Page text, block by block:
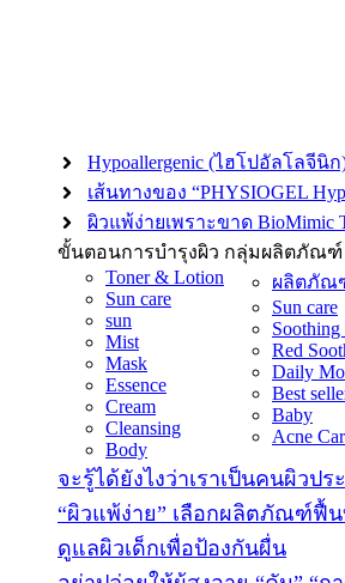
Hypoallergenic (ไฮโปอัลโลจี
เส้นทางของ “PHYSIOGEL
ผิวแพ้ง่ายเพราะขาด BioMimic
ขั้นตอนการบำรุงผิว
Toner & Lotion
Sun care
sun
Mist
Mask
Essence
Cream
Cleansing
Body
กลุ่มผลิตภัณฑ์
ผลิตภัณ
Sun care
Red
Daily
Best
Baby
Acne
จะรู้ได้ยังไงว่าเราเป็นคนผิวป
“ผิวแพ้ง่าย” เลือกผลิตภัณฑ์ฟื้น
ดูแลผิวเด็กเพื่อป้องกันผื่น